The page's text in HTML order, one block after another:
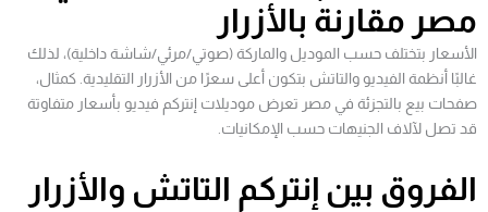
مصر مقارنة بالأزرار
الأسعار بتختلف حسب الموديل والماركة (صوتي/مرئي/شاشة داخلية)، لذلك
غالبًا أنظمة الفيديو والتاتش بتكون أعلى سعرًا من الأزرار التقليدية. كمثال،
صفحات بيع بالتجزئة في مصر تعرض موديلات إنتركم فيديو بأسعار متفاوتة
قد تصل لآلاف الجنيهات حسب الإمكانيات.
الفروق بين إنتركم التاتش والأزرار